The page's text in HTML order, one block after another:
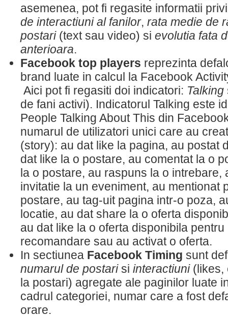
asemenea, pot fi regasite informatii
de interactiuni al fanilor, rata medie de
postari(text sau video) si evolutia fata
anterioara.
Facebook top players reprezinta
brand luate in calcul la Facebook
Aici pot fi regasiti doi indicatori: Talking
de fani activi). Indicatorul Talking este
People Talking About This din
numarul de utilizatori unici care au
(story): au dat like la pagina, au postat
dat like la o postare, au comentat la o
la o postare, au raspuns la o intrebare,
invitatie la un eveniment, au mentionat
postare, au tag-uit pagina intr-o poza,
locatie, au dat share la o oferta
au dat like la o oferta disponibila
recomandare sau au activat o oferta.
In sectiunea Facebook Timing sunt
numarul de postarisi interactiuni(likes,
la postari) agregate ale paginilor luate
cadrul categoriei, numar care a fost
orare.